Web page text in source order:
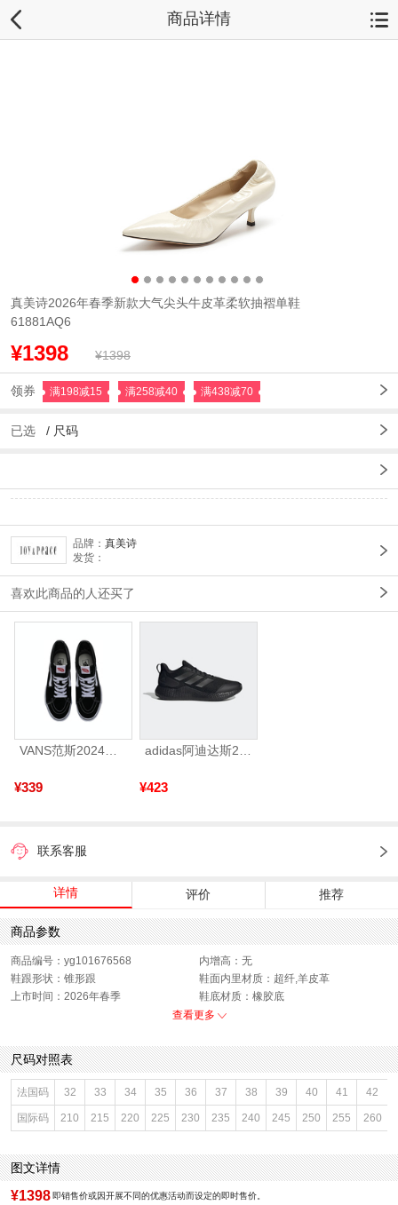
商品详情
真美诗2026年春季新款大气尖头牛皮革柔软抽褶单鞋
61881AQ6
¥1398 ¥1398
领券 满198减15 满258减40 满438减70
已选 / 尺码
品牌： 真美诗
发货：
喜欢此商品的人还买了
VANS范斯2024中性SK8-HiCL帆布鞋/硫化鞋VN000D5IB8C
¥339 ¥423
联系客服
详情 评价 推荐
商品参数
商品编号：yg101676568
内增高：无
鞋跟形状：锥形跟
鞋面内里材质：超纤,羊皮革
上市时间：2026年春季
鞋底材质：橡胶底
色系：白色
闭合方式：套脚
前掌高度：1CM
款式季节：春季
配跟：无
鞋垫材质：羊皮革
鞋头款式：尖头
鞋面材质：牛皮革
鞋面图案：纯色
参考鞋长(女)：27CM
适用人群：女子
性别：女子
皮质特征：牛皮革
里料材质：羊皮革,超纤
风格：帅气
查看更多
尺码对照表
法国码 32 33 34 35 36 37 38 39 40 41 42
国际码 210 215 220 225 230 235 240 245 250 255 260
图文详情
¥1398 即销售价或因开展不同的优惠活动而设定的即时售价。